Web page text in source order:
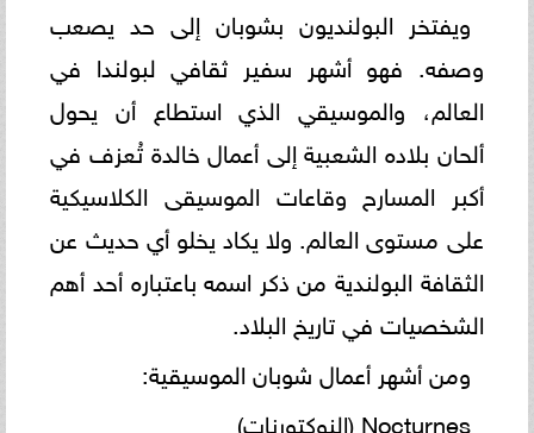
ويفتخر البولنديون بشوبان إلى حد يصعب
وصفه. فهو أشهر سفير ثقافي لبولندا في
العالم، والموسيقي الذي استطاع أن يحول
ألحان بلاده الشعبية إلى أعمال خالدة تُعزف في
أكبر المسارح وقاعات الموسيقى الكلاسيكية
على مستوى العالم. ولا يكاد يخلو أي حديث عن
الثقافة البولندية من ذكر اسمه باعتباره أحد أهم
الشخصيات في تاريخ البلاد.
ومن أشهر أعمال شوبان الموسيقية:
Nocturnes (النوكتورنات)